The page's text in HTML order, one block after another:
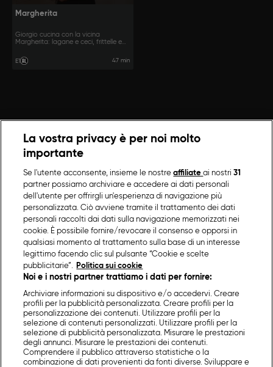
Margherita
Giorgio cucina con la vicina
Margherita: lagane e ceci, frittelle e
E1 47 min
La vostra privacy è per noi molto
importante
Se l'utente acconsente, insieme le nostreaffiliateai nostri31
partner possiamo archiviare e accedere ai dati personali
dell'utente per offrirgli un'esperienza di navigazione più
personalizzata. Ciò avviene tramite il trattamento dei dati
personali raccolti dai dati sulla navigazione memorizzati nei
cookie. È possibile fornire/revocare il consenso e opporsi in
qualsiasi momento al trattamento sulla base di un interesse
legittimo facendo clic sul pulsante “Cookie e scelte
pubblicitarie”.
Politica sui cookie
Noi e i nostri partner trattiamo i dati per fornire:
Archiviare informazioni su dispositivo e/o accedervi. Creare
profili per la pubblicità personalizzata. Creare profili per la
personalizzazione dei contenuti. Utilizzare profili per la
selezione di contenuti personalizzati. Utilizzare profili per la
selezione di pubblicità personalizzata. Misurare le prestazioni
degli annunci. Misurare le prestazioni dei contenuti.
Comprendere il pubblico attraverso statistiche o la
combinazione di dati provenienti da fonti diverse. Sviluppare e